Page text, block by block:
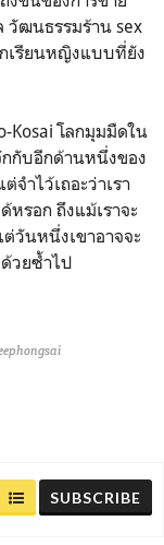
วัฒนธรรมร้าน sex
เรียนหญิงแบบที่ยัง
โลกมุมมืดใน
กับอีกด้านหนึ่งของ
ำไว้เถอะว่าเรา
รอก ถึงแม้เราจะ
วันหนึ่งเขาอาจจะ
วยซ้ำไป
SUBSCRIBE